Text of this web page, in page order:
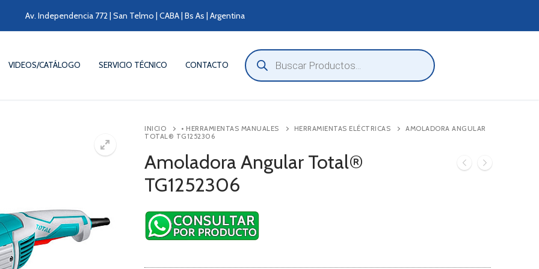
Av. Independencia 772 | San Telmo | CABA | Bs As | Argentina
VIDEOS/CATÁLOGO SERVICIO TÉCNICO CONTACTO
Búsqueda
de
productos
INICIO • HERRAMIENTAS MANUALES HERRAMIENTAS ELÉCTRICAS
AMOLADORA ANGULAR
TOTAL® TG1252306
Amoladora Angular Total®
TG1252306